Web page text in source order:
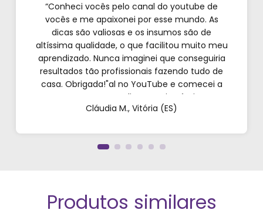
“Conheci vocês pelo canal do youtube de
vocês e me apaixonei por esse mundo. As
dicas são valiosas e os insumos são de
altíssima qualidade, o que facilitou muito meu
aprendizado. Nunca imaginei que conseguiria
resultados tão profissionais fazendo tudo de
casa. Obrigada!"al no YouTube e comecei a
testar em casa. As dicas são incríveis e os
produtos são exatamente como mostram nos
perfumes!”
Cláudia M., Vitória (ES)
Produtos similares